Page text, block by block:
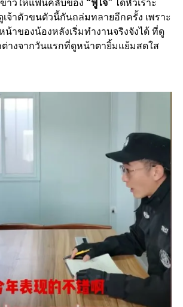
ข่าวให้แฟนคลับของ “ฟู่ไจ้” ได้หัวเราะ
เจ้าตัวขนตัวนี้กันถล่มทลายอีกครั้ง เพราะ
าของน้องหลังเริ่มทำงานจริงจังได้ ที่ดู
ต่างจากวันแรกที่ดูหน้าตายิ้มแย้มสดใส